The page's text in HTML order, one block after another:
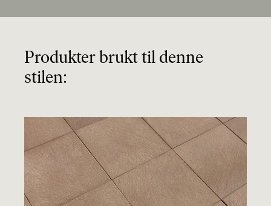
Produkter brukt til denne
stilen: